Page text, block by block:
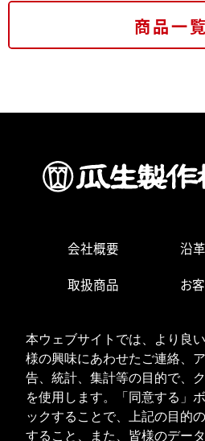
本ウェブサイトでは、より良
様の興味にあわせたご連絡、
告、統計、集計等の目的で、
を使用します。「同意する」
ックすることで、上記の目的
すること、また、皆様のデー
商品一
会社概要 沿革
取扱商品 お
お問い合わせ
ISOへの取り組み 個